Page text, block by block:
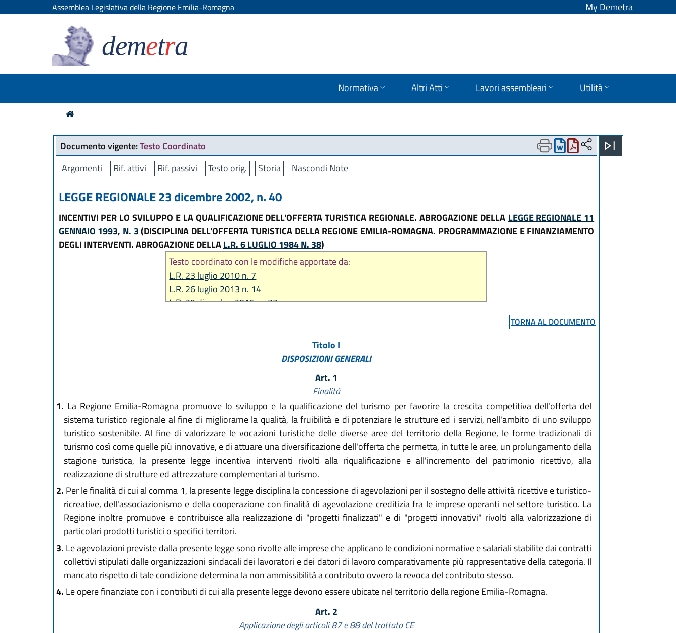
Assemblea Legislativa della Regione Emilia-Romagna My Demetra
demetra
Normativa Altri Atti Lavori assembleari Utilità
Documento vigente:Testo Coordinato
Argomenti
Rif. attivi Rif. passivi Testo orig. Storia Nascondi Note
LEGGE REGIONALE 23 dicembre 2002, n. 40
INCENTIVI PER LO SVILUPPO E LA QUALIFICAZIONE DELL'OFFERTA TURISTICA REGIONALE. ABROGAZIONE DELLA LEGGE REGIONALE 11
GENNAIO 1993, N. 3(DISCIPLINA DELL'OFFERTA TURISTICA DELLA REGIONE EMILIA-ROMAGNA. PROGRAMMAZIONE E FINANZIAMENTO
DEGLI INTERVENTI. ABROGAZIONE DELLAL.R. 6 LUGLIO 1984 N. 38)
Testo coordinato con le modifiche apportate da:
L.R. 23 luglio 2010 n. 7
L.R. 26 luglio 2013 n. 14
L.R. 29 dicembre 2015, n. 22
L.R. 29 maggio 2020, n. 1
TORNA AL DOCUMENTO
Titolo I
DISPOSIZIONI GENERALI
Art. 1
Finalità
1. La Regione Emilia-Romagna promuove lo sviluppo e la qualificazione del turismo per favorire la crescita competitiva dell'offerta del
sistema turistico regionale al fine di migliorarne la qualità, la fruibilità e di potenziare le strutture ed i servizi, nell'ambito di uno sviluppo
turistico sostenibile. Al fine di valorizzare le vocazioni turistiche delle diverse aree del territorio della Regione, le forme tradizionali di
turismo così come quelle più innovative, e di attuare una diversificazione dell'offerta che permetta, in tutte le aree, un prolungamento della
stagione turistica, la presente legge incentiva interventi rivolti alla riqualificazione e all'incremento del patrimonio ricettivo, alla
realizzazione di strutture ed attrezzature complementari al turismo.
2. Per le finalità di cui al comma 1, la presente legge disciplina la concessione di agevolazioni per il sostegno delle attività ricettive e turistico-
ricreative, dell'associazionismo e della cooperazione con finalità di agevolazione creditizia fra le imprese operanti nel settore turistico. La
Regione inoltre promuove e contribuisce alla realizzazione di "progetti finalizzati" e di "progetti innovativi" rivolti alla valorizzazione di
particolari prodotti turistici o specifici territori.
3. Le agevolazioni previste dalla presente legge sono rivolte alle imprese che applicano le condizioni normative e salariali stabilite dai contratti
collettivi stipulati dalle organizzazioni sindacali dei lavoratori e dei datori di lavoro comparativamente più rappresentative della categoria. Il
mancato rispetto di tale condizione determina la non ammissibilità a contributo ovvero la revoca del contributo stesso.
4. Le opere finanziate con i contributi di cui alla presente legge devono essere ubicate nel territorio della regione Emilia-Romagna.
Art. 2
Applicazione degli articoli 87 e 88 del trattato CE